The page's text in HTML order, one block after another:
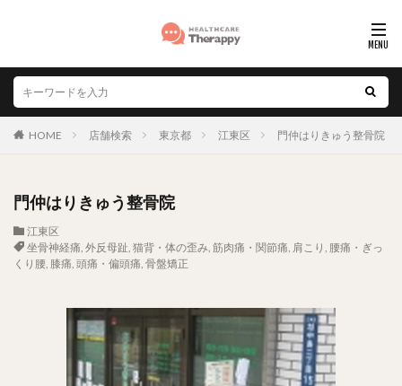
HOME 店舗検索 東京都 江東区 門仲はりきゅう整骨院
門仲はりきゅう整骨院
江東区
坐骨神経痛, 外反母趾, 猫背・体の歪み, 筋肉痛・関節痛, 肩こり , 腰痛・ぎっ
くり腰, 膝痛, 頭痛・偏頭痛, 骨盤矯正